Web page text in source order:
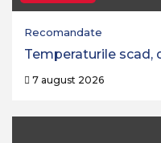
Recomandate
Temperaturile scad,
7 august 2026